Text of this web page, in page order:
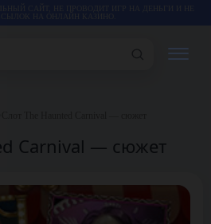
НА ОНЛАЙН КАЗИНО.
Carnival — сюжет